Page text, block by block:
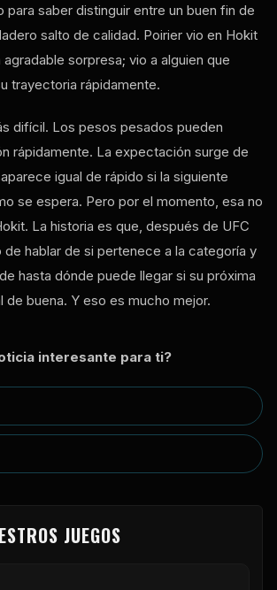
para saber distinguir entre un buen fin de
salto de calidad. Poirier vio en Hokit
sorpresa; vio a alguien que
trayectoria rápidamente.
difícil. Los pesos pesados ​​pueden
rápidamente. La expectación surge de
igual de rápido si la siguiente
se espera. Pero por el momento, esa no
La historia es que, después de UFC
de hablar de si pertenece a la categoría y
hasta dónde puede llegar si su próxima
de buena. Y eso es mucho mejor.
interesante para ti?
JUEGOS